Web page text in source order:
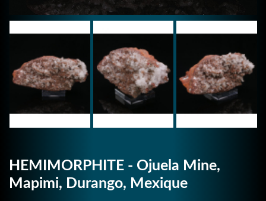
HEMIMORPHITE - Ojuela Mine,
Mapimi, Durango, Mexique